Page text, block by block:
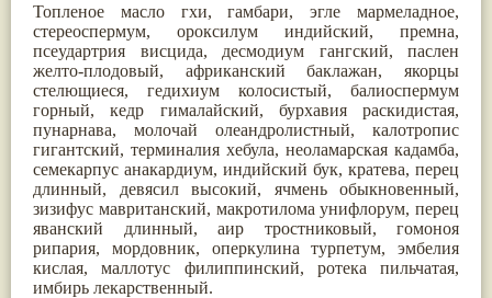
Топленое масло гхи, гамбари, эгле мармеладное,
стереоспермум, ороксилум индийский, премна,
псеудартрия висцида, десмодиум гангский, паслен
желто-плодовый, африканский баклажан, якорцы
стелющиеся, гедихиум колосистый, балиоспермум
горный, кедр гималайский, бурхавия раскидистая,
пунарнава, молочай олеандролистный, калотропис
гигантский, терминалия хебула, неоламарская кадамба,
семекарпус анакардиум, индийский бук, кратева, перец
длинный, девясил высокий, ячмень обыкновенный,
зизифус мавританский, макротилома унифлорум, перец
яванский длинный, аир тростниковый, гомоноя
рипария, мордовник, оперкулина турпетум, эмбелия
кислая, маллотус филиппинский, ротека пильчатая,
имбирь лекарственный.